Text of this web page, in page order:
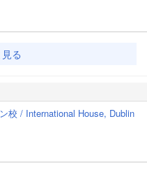
る
校 / International House, Dublin